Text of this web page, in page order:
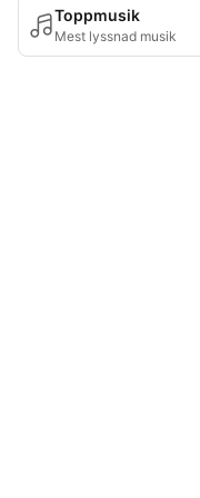
Toppmusik
Mest lyssnad musik